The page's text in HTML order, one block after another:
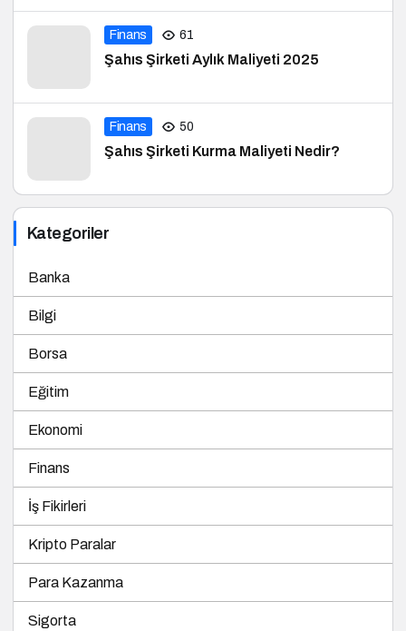
Finans 61
Şahıs Şirketi Aylık Maliyeti 2025
Finans 50
Şahıs Şirketi Kurma Maliyeti Nedir?
Kategoriler
Banka
Bilgi
Borsa
Eğitim
Ekonomi
Finans
İş Fikirleri
Kripto Paralar
Para Kazanma
Sigorta